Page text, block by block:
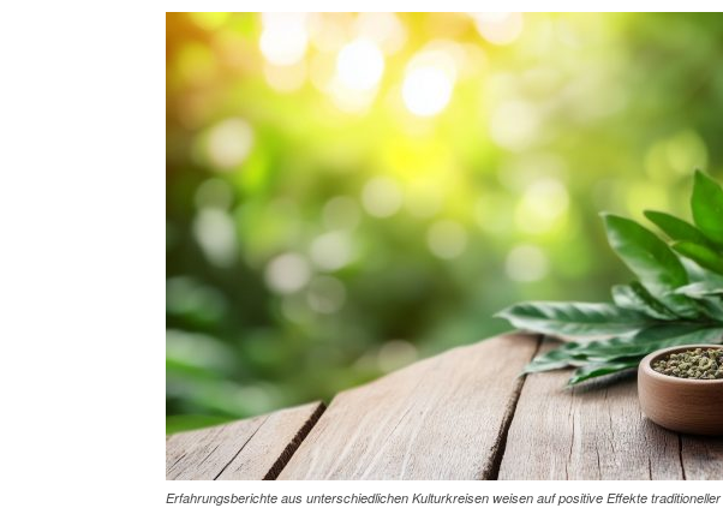
Erfahrungsberichte aus unterschiedlichen Kulturkreisen weisen auf positive Effekte